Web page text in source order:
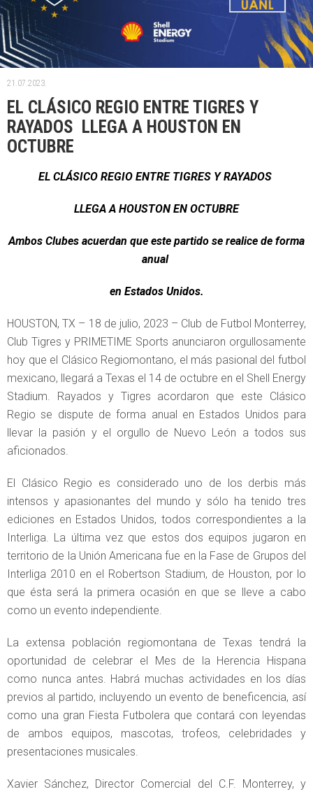
21.07.2023.
EL CLÁSICO REGIO ENTRE TIGRES Y
RAYADOS LLEGA A HOUSTON EN
OCTUBRE
EL CLÁSICO REGIO ENTRE TIGRES Y RAYADOS
LLEGA A HOUSTON EN OCTUBRE
Ambos Clubes acuerdan que este partido se realice de forma
anual
en Estados Unidos.
HOUSTON, TX – 18 de julio, 2023 – Club de Futbol Monterrey,
Club Tigres y PRIMETIME Sports anunciaron orgullosamente
hoy que el Clásico Regiomontano, el más pasional del futbol
mexicano, llegará a Texas el 14 de octubre en el Shell Energy
Stadium. Rayados y Tigres acordaron que este Clásico
Regio se dispute de forma anual en Estados Unidos para
llevar la pasión y el orgullo de Nuevo León a todos sus
aficionados.
El Clásico Regio es considerado uno de los derbis más
intensos y apasionantes del mundo y sólo ha tenido tres
ediciones en Estados Unidos, todos correspondientes a la
Interliga. La última vez que estos dos equipos jugaron en
territorio de la Unión Americana fue en la Fase de Grupos del
Interliga 2010 en el Robertson Stadium, de Houston, por lo
que ésta será la primera ocasión en que se lleve a cabo
como un evento independiente.
La extensa población regiomontana de Texas tendrá la
oportunidad de celebrar el Mes de la Herencia Hispana
como nunca antes. Habrá muchas actividades en los días
previos al partido, incluyendo un evento de beneficencia, así
como una gran Fiesta Futbolera que contará con leyendas
de ambos equipos, mascotas, trofeos, celebridades y
presentaciones musicales.
Xavier Sánchez, Director Comercial del C.F. Monterrey, y